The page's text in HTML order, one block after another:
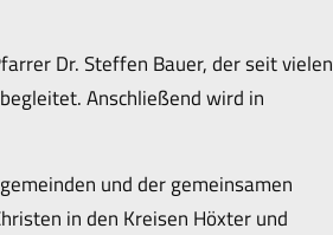
Dr. Steffen Bauer, der seit vielen
Anschließend wird in
und der gemeinsamen
in den Kreisen Höxter und